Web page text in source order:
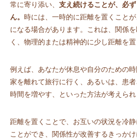
常に寄り添い、 支え続けることが、必
ん。 時には、一時的に距離を置くこと
になる場合があります。これは、関係
く、物理的または精神的に少し距離を置
例えば、あなたが休息や自分のための
家を離れて旅行に行く、あるいは、患
時間を増やす、といった方法が考えられ
距離を置くことで、お互いの状況を冷
ことができ、関係性が改善するきっかけ